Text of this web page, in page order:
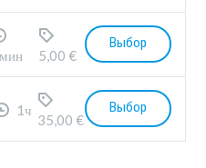
5,00 €
Выбор
1ч
35,00 €
Выбор